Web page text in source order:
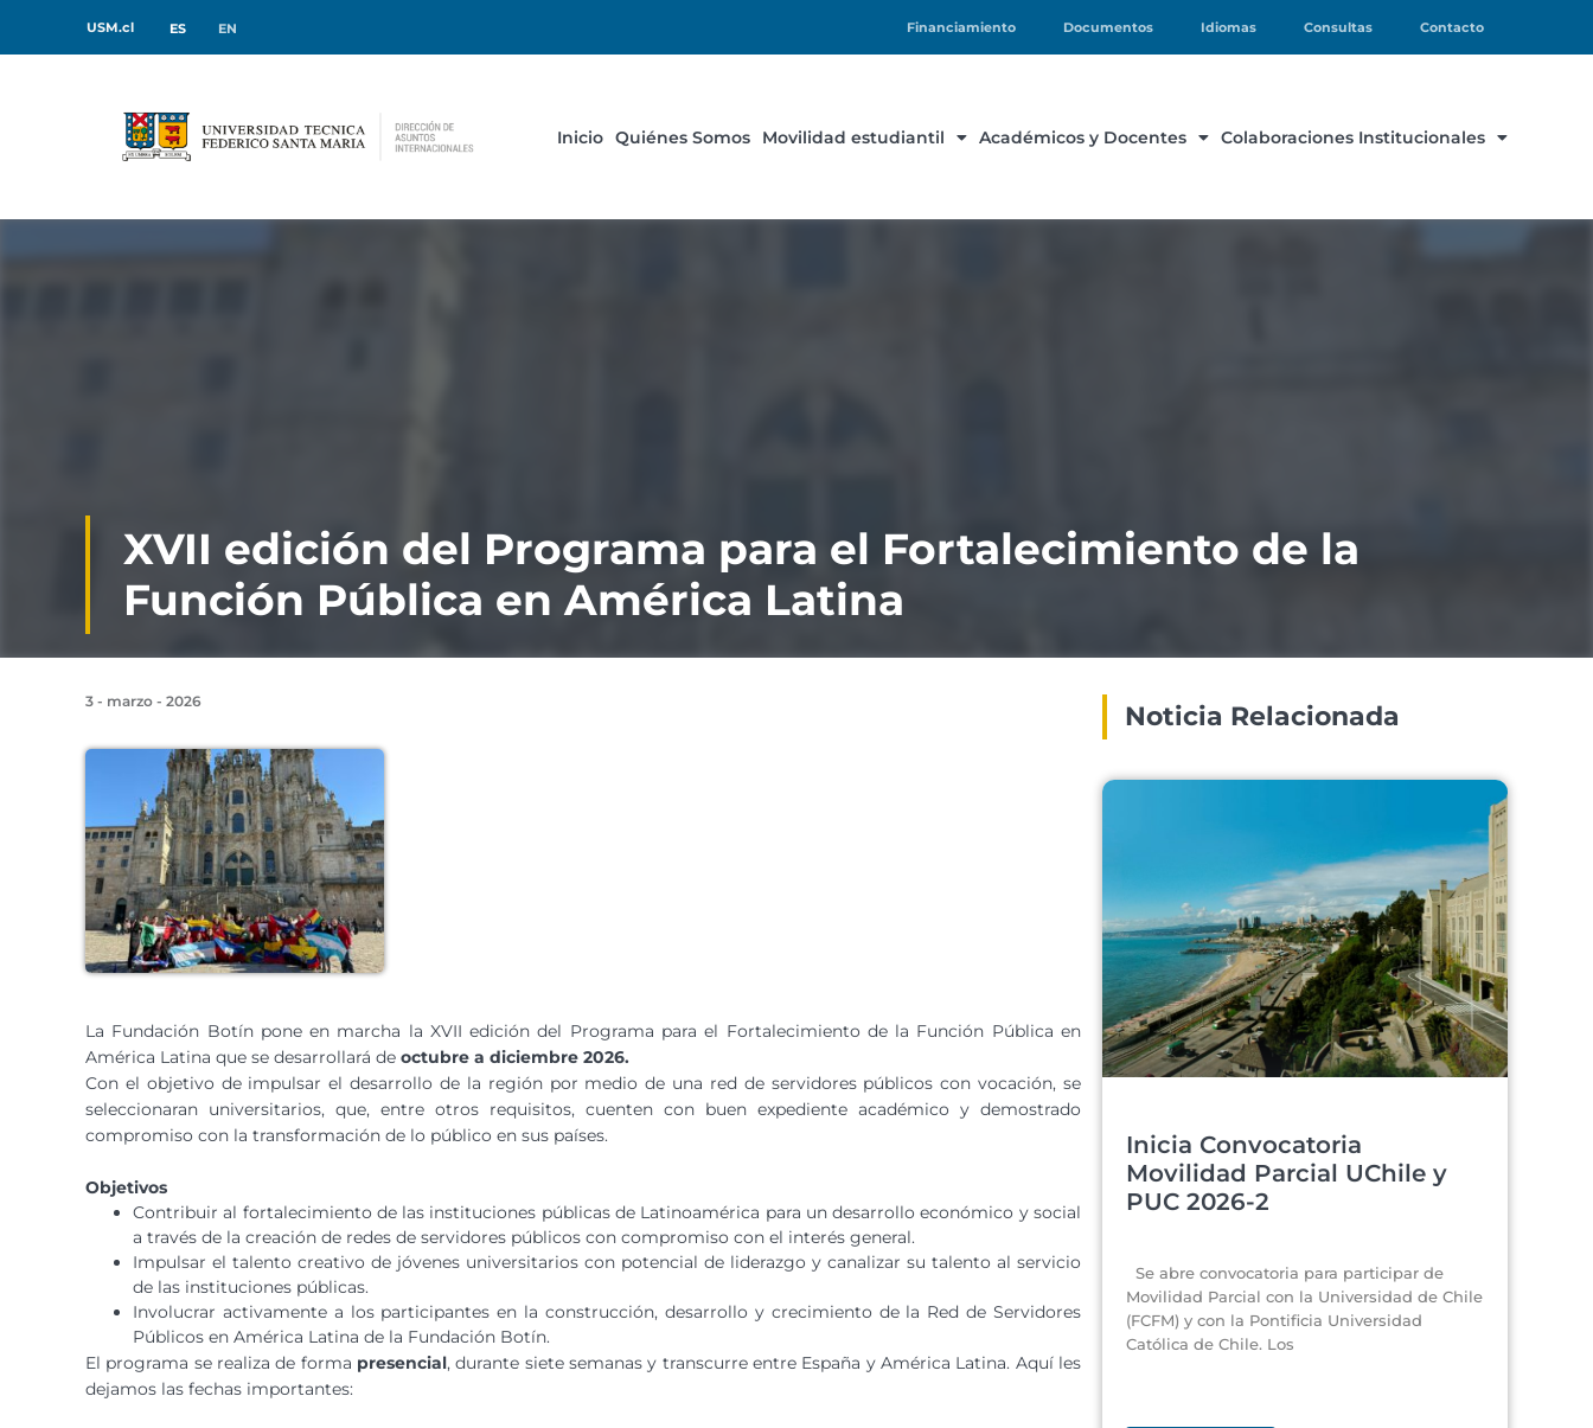
USM.cl ES EN Financiamiento Documentos Idiomas Consultas Contacto
Inicio Quiénes Somos Movilidad estudiantil Académicos y Docentes Colaboraciones Institucionales
XVII edición del Programa para el Fortalecimiento de la
Función Pública en América Latina
3 - marzo - 2026
La Fundación Botín pone en marcha la XVII edición del Programa para el Fortalecimiento de la Función Pública en
América Latina que se desarrollará de octubre a diciembre 2026.
Con el objetivo de impulsar el desarrollo de la región por medio de una red de servidores públicos con vocación, se
seleccionaran universitarios, que, entre otros requisitos, cuenten con buen expediente académico y demostrado
compromiso con la transformación de lo público en sus países.
Objetivos
Contribuir al fortalecimiento de las instituciones públicas de Latinoamérica para un desarrollo económico y social
a través de la creación de redes de servidores públicos con compromiso con el interés general.
Impulsar el talento creativo de jóvenes universitarios con potencial de liderazgo y canalizar su talento al servicio
de las instituciones públicas.
Involucrar activamente a los participantes en la construcción, desarrollo y crecimiento de la Red de Servidores
Públicos en América Latina de la Fundación Botín.
El programa se realiza de forma presencial, durante siete semanas y transcurre entre España y América Latina. Aquí les
dejamos las fechas importantes:
Noticia Relacionada
Inicia Convocatoria
Movilidad Parcial UChile y
PUC 2026-2
Se abre convocatoria para participar de
Movilidad Parcial con la Universidad de Chile
(FCFM) y con la Pontificia Universidad
Católica de Chile. Los